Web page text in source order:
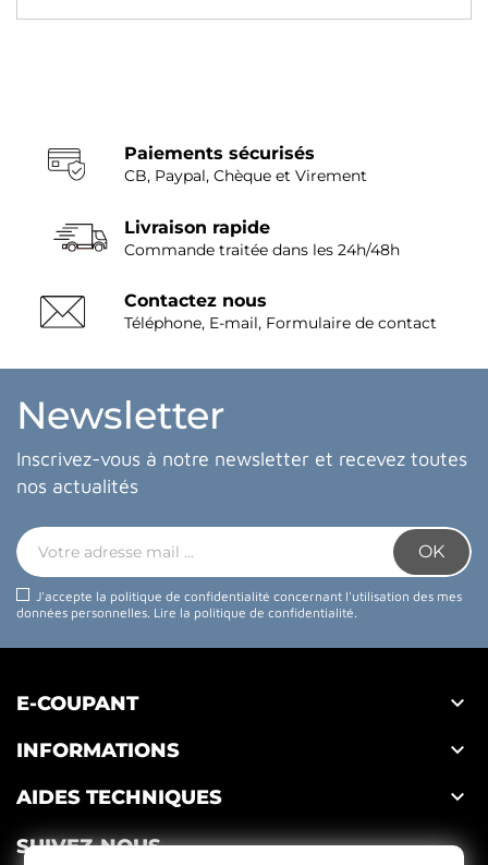
Paiements sécurisés
CB, Paypal, Chèque et Virement
Livraison rapide
Commande traitée dans les 24h/48h
Contactez nous
Téléphone, E-mail, Formulaire de contact
Newsletter
Inscrivez-vous à notre newsletter et recevez toutes
nos actualités
J'accepte la politique de confidentialité concernant l'utilisation des mes
données personnelles. Lire la politique de confidentialité.
E-COUPANT 
INFORMATIONS 
AIDES TECHNIQUES 
SUIVEZ-NOUS